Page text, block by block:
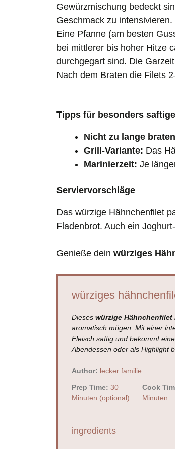
Gewürzmischung bedeckt
Geschmack zu intensivieren.
Eine Pfanne (am besten
bei mittlerer bis hoher Hitze
durchgegart sind. Die
Nach dem Braten die Filets
Tipps für besonders
Nicht zu lange
Grill-Variante: Das
Marinierzeit: Je
Serviervorschläge
Das würzige Hähnchenfilet
Fladenbrot. Auch ein
Genieße dein würziges
würziges
Dieses würzige Hähnchenfilet
aromatisch mögen. Mit einer
Fleisch saftig und bekommt
Abendessen oder als Highlight
Author: lecker familie
Prep Time: 30
Minuten (optional)
Cook
Minuten
ingredients